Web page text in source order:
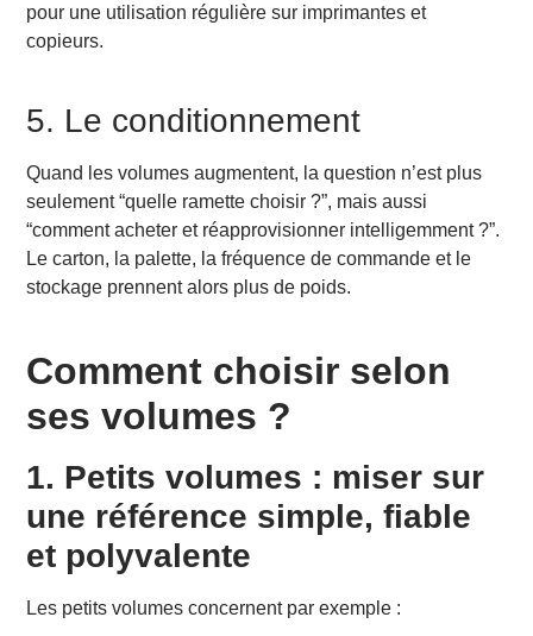
pour une utilisation régulière sur imprimantes et
copieurs.
5. Le conditionnement
Quand les volumes augmentent, la question n’est plus
seulement “quelle ramette choisir ?”, mais aussi
“comment acheter et réapprovisionner intelligemment ?”.
Le carton, la palette, la fréquence de commande et le
stockage prennent alors plus de poids.
Comment choisir selon
ses volumes ?
1. Petits volumes : miser sur
une référence simple, fiable
et polyvalente
Les petits volumes concernent par exemple :